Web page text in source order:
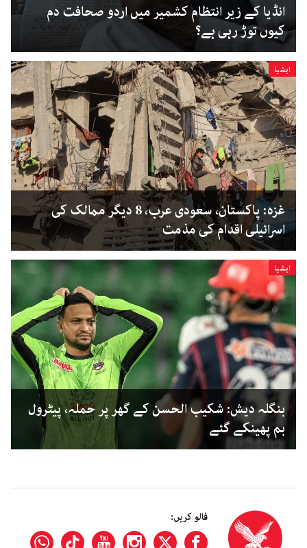
انڈیا کے زیر انتظام کشمیر میں اردو صحافت دم
کیوں توڑ رہی ہے؟
ایشیا
غزہ: پاکستان، سعودی عرب، 8 دیگر ممالک کی
اسرائیلی اقدام کی مذمت
ایشیا
بنگلہ دیش: شکیب الحسن کے گھر پر حملہ، پیٹرول
بم پھینکے گئے
فالو کریں: